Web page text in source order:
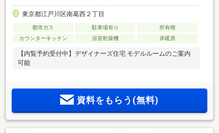
東京都江戸川区南葛西２丁目
都市ガス 駐車場有り
所有権
カウンターキッチン
浴室乾燥機 床暖房
【内覧予約受付中】デザイナーズ住宅 モデルルームのご案内
可能
資料をもらう(無料)